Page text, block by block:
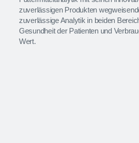
zuverlässigen Produkten
zuverlässige Analytik in beiden
Gesundheit der Patienten und
Wert.